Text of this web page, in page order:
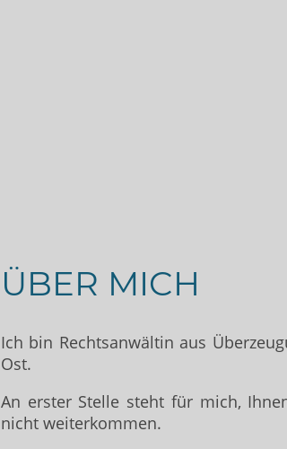
ÜBER MICH
Ich bin Rechtsanwältin aus
Ost.
An erster Stelle steht für mich,
nicht weiterkommen.